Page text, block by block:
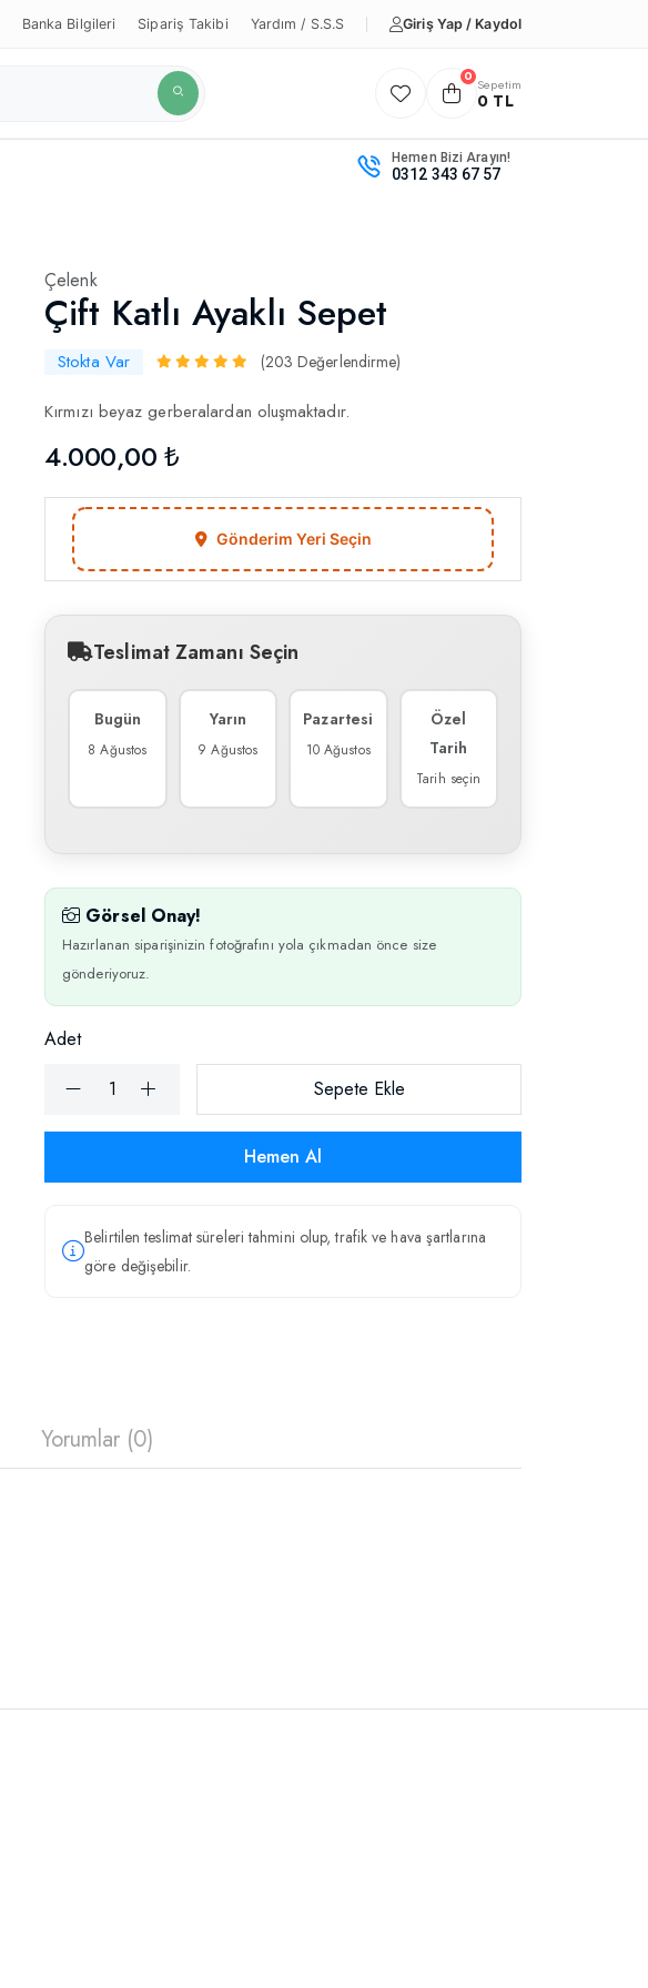
Banka Bilgileri Sipariş Takibi Yardım / S.S.S Giriş Yap / Kaydol
0 Sepetim
0 TL
Hemen Bizi Arayın!
0312 343 67 57
Çelenk
Çift Katlı Ayaklı Sepet
Stokta Var (203 Değerlendirme)
Kırmızı beyaz gerberalardan oluşmaktadır.
4.000,00 ₺
Gönderim Yeri Seçin
Teslimat Zamanı Seçin
Bugün
8 Ağustos
Yarın
9 Ağustos
Pazartesi
10 Ağustos
Özel
Tarih
Tarih seçin
Görsel Onay!
Hazırlanan siparişinizin fotoğrafını yola çıkmadan önce size
gönderiyoruz.
Adet
Sepete Ekle
Hemen Al
Belirtilen teslimat süreleri tahmini olup, trafik ve hava şartlarına
göre değişebilir.
Yorumlar (0)